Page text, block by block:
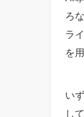
ろ
ラ
を
い
し